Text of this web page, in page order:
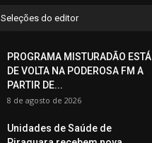
Seleções do editor
PROGRAMA MISTURADÃO ESTÁ
DE VOLTA NA PODEROSA FM A
PARTIR DE...
8 de agosto de 2026
Unidades de Saúde de